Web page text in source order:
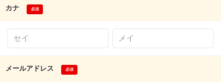
カナ
メールアドレス